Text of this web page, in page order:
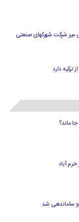
شرکت شهرکهای صنعتی
ترکیه دارد
ماند؟